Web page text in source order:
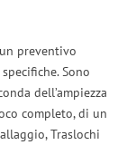
preventivo
Sono
dell’ampiezza
completo, di un
Traslochi